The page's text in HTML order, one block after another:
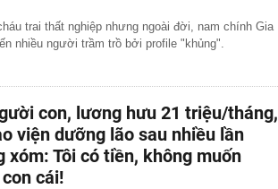
trai thất nghiệp nhưng ngoài đời, nam chính Gia
nhiều người trầm trồ bởi profile "khủng".
con, lương hưu 21 triệu/tháng,
viện dưỡng lão sau nhiều lần
xóm: Tôi có tiền, không muốn
cái!